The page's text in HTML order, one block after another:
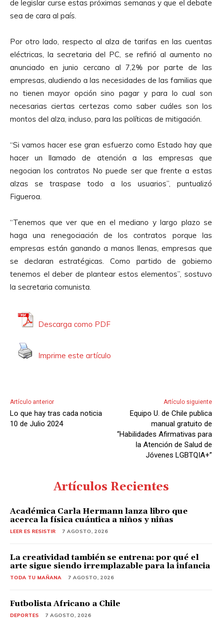
e
u
d
i
o
r
o
u
c
t
o
r
d
e
u
d
i
o
de legislar curse estas próximas semanas y que el debate
sea de cara al país.
Por otro lado, respecto al alza de tarifas en las cuentas
eléctricas, la secretaria del PC, se refirió al aumento no
anunciado en junio cercano al 7,2% por parte de las
empresas, aludiendo a las necesidades de las familias que
no tienen mayor opción sino pagar y para lo cual son
necesarias ciertas certezas como saber cuáles son los
montos del alza, incluso, para las políticas de mitigación.
“Si vamos hacer ese gran esfuerzo como Estado hay que
hacer un llamado de atención a las empresas que
negocian los contratos No puede ser que frente a estas
alzas se traspase todo a los usuarios”, puntualizó
Figueroa.
“Tenemos que ver que en el mediano y largo plazo se
haga una renegociación de los contratos porque las
empresas están ganando a manos llenas, empresas que
se declaran estratégicas. Como partido de gobierno
tenemos el deber de plantear estos elementos”, sostuvo
la secretaria comunista.
Descarga como PDF
Imprime este artículo
Artículo anterior
Lo que hay tras cada noticia
10 de Julio 2024
Artículo siguiente
Equipo U. de Chile publica
manual gratuito de
“Habilidades Afirmativas para
la Atención de Salud de
Jóvenes LGBTQIA+”
Artículos Recientes
Académica Carla Hermann lanza libro que
acerca la física cuántica a niños y niñas
LEER ES RESISTIR 7 AGOSTO, 2026
La creatividad también se entrena: por qué el
arte sigue siendo irremplazable para la infancia
TODA TU MAÑANA 7 AGOSTO, 2026
Futbolista Africano a Chile
DEPORTES 7 AGOSTO, 2026